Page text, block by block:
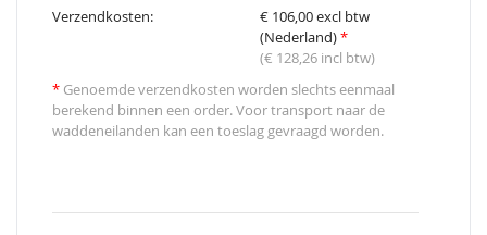
Verzendkosten:
€ 106,00 excl btw
(Nederland)*
(€ 128,26 incl btw)
* Genoemde verzendkosten worden slechts eenmaal
berekend binnen een order. Voor transport naar de
waddeneilanden kan een toeslag gevraagd worden.